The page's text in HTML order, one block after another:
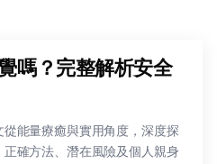
嗎？完整解析安全
能量療癒與實用角度，深度探
確方法、潛在風險及個人親身